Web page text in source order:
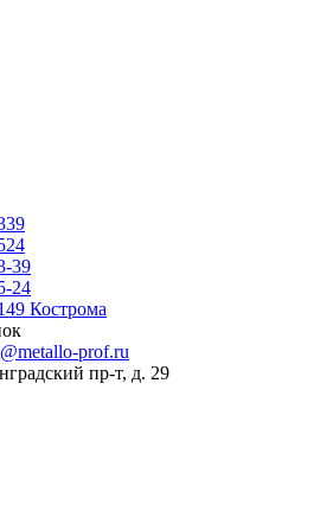
39
24
Кострома
prof.ru
пр-т, д. 29